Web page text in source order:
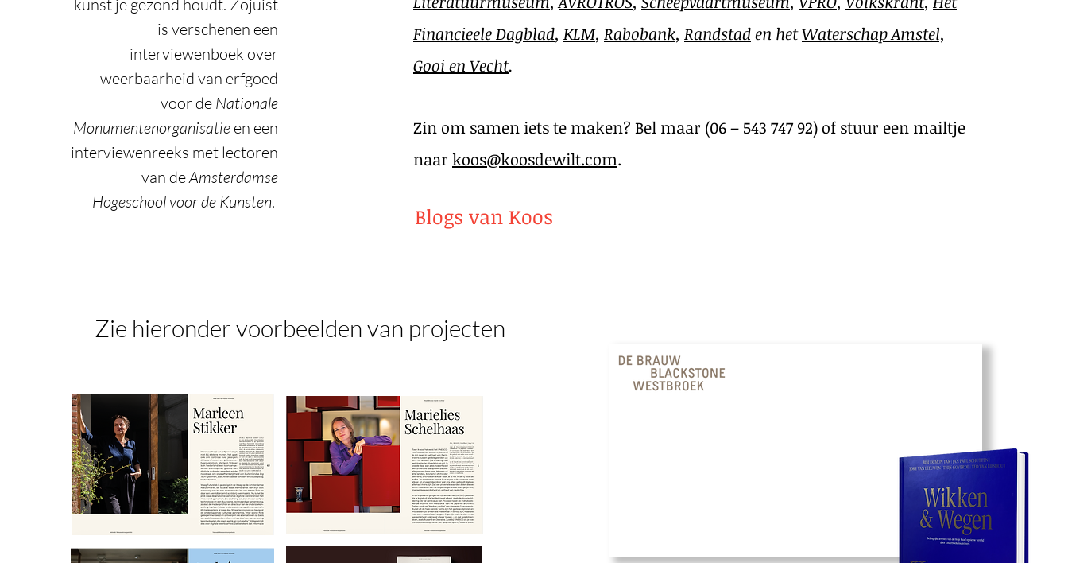
kunst je gezond houdt. Zojuist
is verschenen een
interviewenboek over
weerbaarheid van erfgoed
voor de Nationale
Monumentenorganisatieen een
interviewenreeks met lectoren
van deAmsterdamse
Hogeschool voor de Kunsten. ​
Financieele Dagblad, KLM, Rabobank, Randstaden hetWaterschap Amstel,
Gooi en Vecht.
Zin om samen iets te maken? Bel maar (06 – 543 747 92) of stuur een mailtje
naar koos@koosdewilt.com.
Blogs van Koos
Zie hieronder voorbeelden van projecten